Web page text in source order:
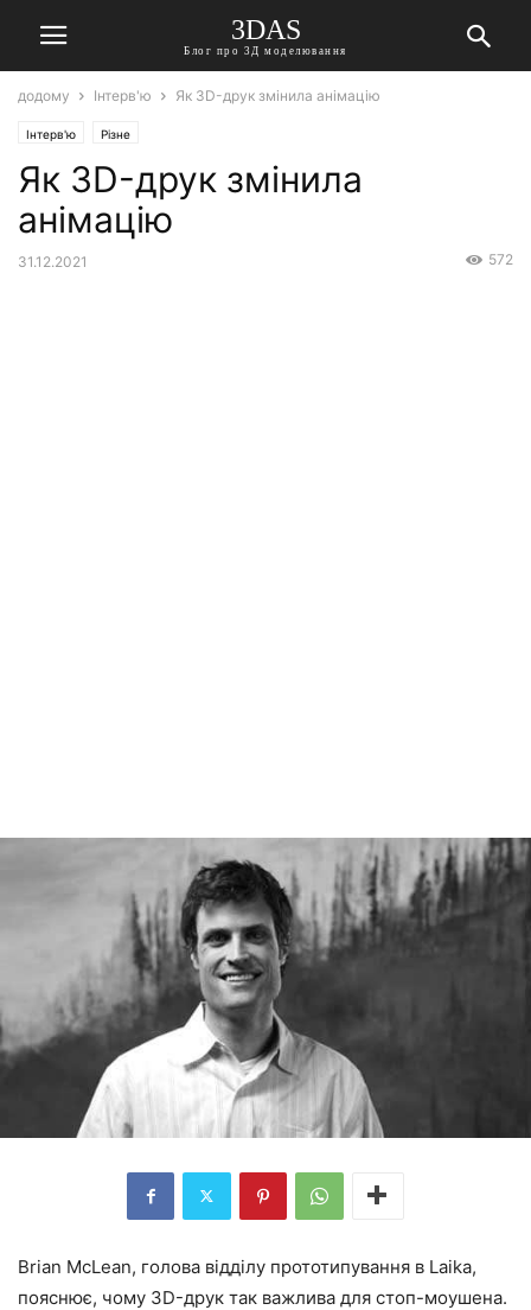
3DAS
Блог про 3Д моделювання
додому Інтерв'ю Як 3D-друк змінила анімацію
Інтерв'ю Різне
Як 3D-друк змінила
анімацію
31.12.2021 572
Brian McLean, голова відділу прототипування в Laika,
пояснює, чому 3D-друк так важлива для стоп-моушена.